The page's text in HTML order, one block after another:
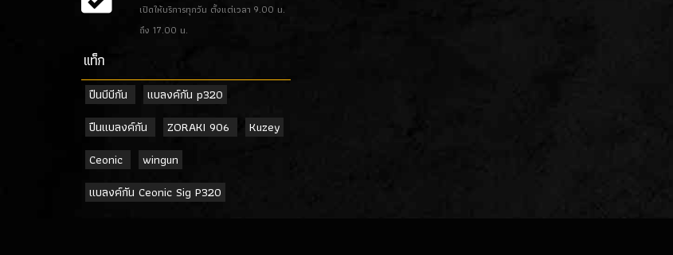
เปิดให้บริการทุกวัน ตั้งแต่เวลา 9.00 น.
ถึง 17.00 น.
เเท็ก
ปืนบีบีกัน
แบลงค์กัน p320
ปืนแบลงค์กัน
ZORAKI 906
Kuzey
Ceonic
wingun
แบลงค์กัน Ceonic Sig P320